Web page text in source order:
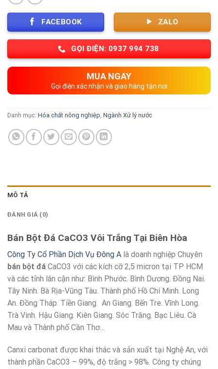
FACEBOOK ZALO
GỌI ĐIỆN: 0937 994 738
MUA NGAY
Gọi điện xác nhận và giao hàng tận nơi
Danh mục: Hóa chất nông nghiệp Ngành Xử lý nước
MÔ TẢ
ĐÁNH GIÁ (0)
Bán Bột Đá CaCO3 Vôi Trắng Tại Biên Hòa
Công Ty Cổ Phần Dịch Vụ Đông A là doanh nghiệp Chuyên
bán bột đá CaCO3 với các kích cỡ 2,5 micron tại TP HCM
và các tỉnh lân cận như: Bình Phước. Bình Dương. Đồng Nai.
Tây Ninh. Bà Rịa-Vũng Tàu. Thành phố Hồ Chí Minh. Long
An. Đồng Tháp. Tiền Giang. An Giang. Bến Tre. Vĩnh Long.
Trà Vinh. Hậu Giang. Kiên Giang. Sóc Trăng. Bạc Liêu. Cà
Mau và Thành phố Cần Thơ…
Canxi carbonat được khai thác và sản xuất tại Nghệ An, với
thành phần CaCO3 – 99%, độ trắng > 98%. Công ty chúng